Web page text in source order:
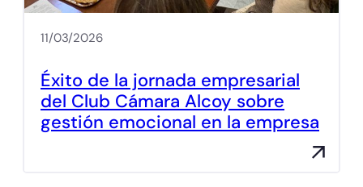
11/03/2026
Éxito de la jornada empresarial
del Club Cámara Alcoy sobre
gestión emocional en la empresa